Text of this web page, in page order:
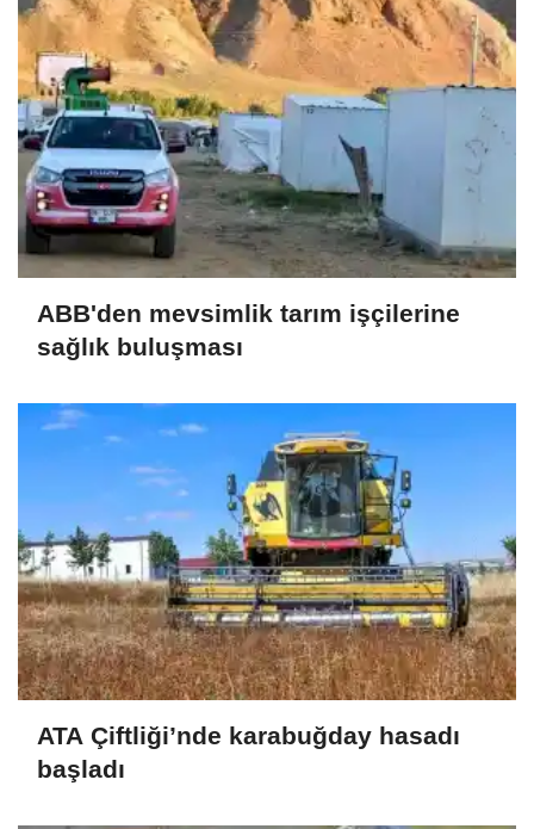
ABB'den mevsimlik tarım işçilerine
sağlık buluşması
ATA Çiftliği’nde karabuğday hasadı
başladı